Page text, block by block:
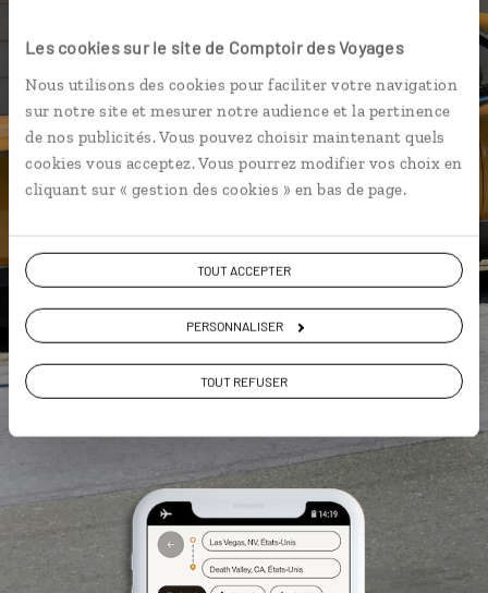
Les cookies sur le site de Comptoir des Voyages
Nous utilisons des cookies pour faciliter votre navigation
sur notre site et mesurer notre audience et la pertinence
de nos publicités. Vous pouvez choisir maintenant quels
cookies vous acceptez. Vous pourrez modifier vos choix en
cliquant sur « gestion des cookies » en bas de page.
TOUT ACCEPTER
PERSONNALISER
TOUT REFUSER
l'appli qui vous guide aux Etats-
Unis
L’itinéraire vers votrebed and
breakfasten 1 clic
Notre sélection dediner
Les plus beaux parcs nationaux
géolocalisés
vous-même